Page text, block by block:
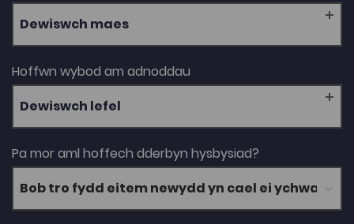
Dewiswch maes
Hoffwn wybod am adnoddau
Dewiswch lefel
Pa mor aml hoffech dderbyn hysbysiad?